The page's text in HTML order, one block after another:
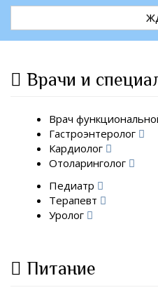
Врачи и
Врач
Гастроэнтеролог
Кардиолог
Отоларинголог
Педиатр
Терапевт
Уролог
Питание